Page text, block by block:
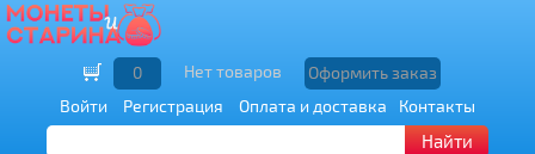
Войти Регистрация Оплата и доставка Контакты
Найти
0 Нет товаров Оформить заказ